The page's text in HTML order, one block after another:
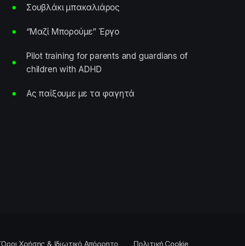
Σουβλάκι μπακαλιάρος
“Μαζί Μπορούμε” Έργο
Pilot training for parents and guardians of
children with ADHD
Ας παίξουμε με τα φαγητά
Όροι Χρήσης & Ιδιωτικό Απόρρητο Πολιτική Cookie